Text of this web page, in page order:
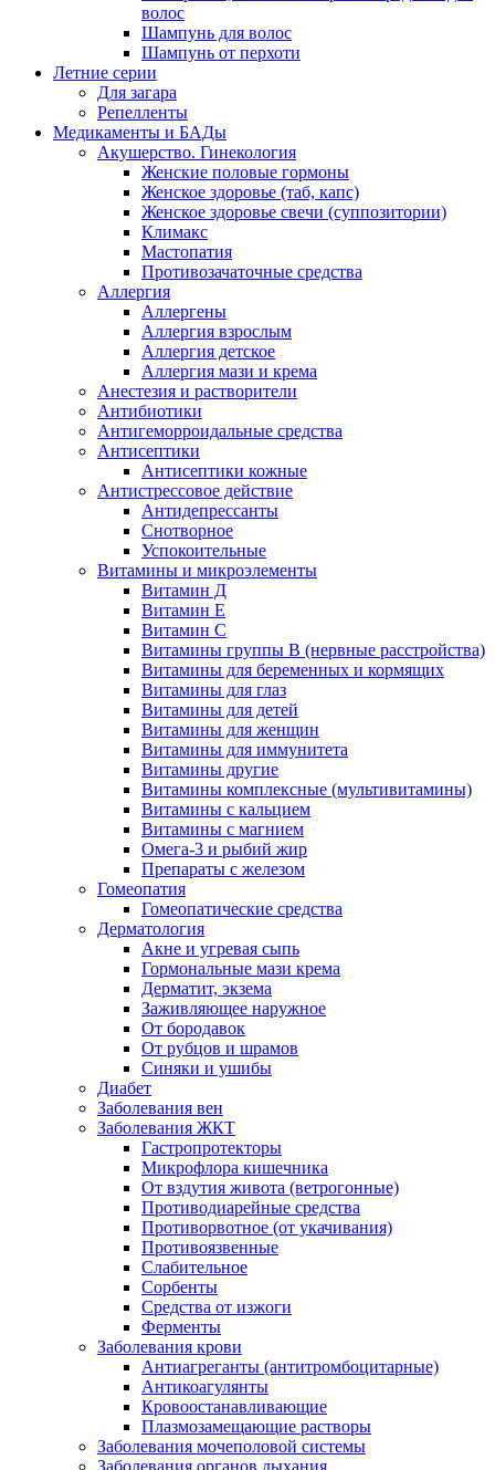
волос
Шампунь для волос
Шампунь от перхоти
Летние серии
Для загара
Репелленты
Медикаменты и БАДы
Акушерство. Гинекология
Женские половые гормоны
Женское здоровье (таб, капс)
Женское здоровье свечи (суппозитории)
Климакс
Мастопатия
Противозачаточные средства
Аллергия
Аллергены
Аллергия взрослым
Аллергия детское
Аллергия мази и крема
Анестезия и растворители
Антибиотики
Антигеморроидальные средства
Антисептики
Антисептики кожные
Антистрессовое действие
Антидепрессанты
Снотворное
Успокоительные
Витамины и микроэлементы
Витамин Д
Витамин Е
Витамин С
Витамины группы В (нервные расстройства)
Витамины для беременных и кормящих
Витамины для глаз
Витамины для детей
Витамины для женщин
Витамины для иммунитета
Витамины другие
Витамины комплексные (мультивитамины)
Витамины с кальцием
Витамины с магнием
Омега-3 и рыбий жир
Препараты с железом
Гомеопатия
Гомеопатические средства
Дерматология
Акне и угревая сыпь
Гормональные мази крема
Дерматит, экзема
Заживляющее наружное
От бородавок
От рубцов и шрамов
Синяки и ушибы
Диабет
Заболевания вен
Заболевания ЖКТ
Гастропротекторы
Микрофлора кишечника
От вздутия живота (ветрогонные)
Противодиарейные средства
Противорвотное (от укачивания)
Противоязвенные
Слабительное
Сорбенты
Средства от изжоги
Ферменты
Заболевания крови
Антиагреганты (антитромбоцитарные)
Антикоагулянты
Кровоостанавливающие
Плазмозамещающие растворы
Заболевания мочеполовой системы
Заболевания органов дыхания